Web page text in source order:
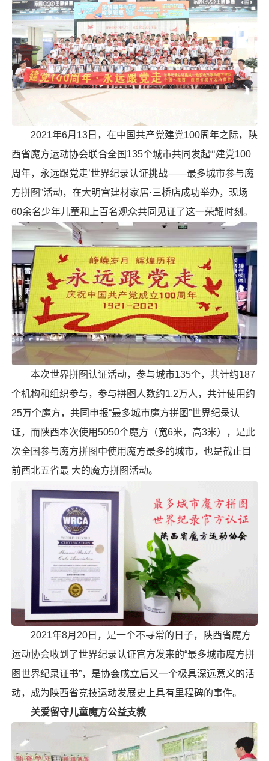
2021年6月13日，在中国共产党建党100周年之际，陕
西省魔方运动协会联合全国135个城市共同发起“‘建党100
周年，永远跟党走’世界纪录认证挑战——最多城市参与魔
方拼图”活动，在大明宫建材家居·三桥店成功举办，现场
60余名少年儿童和上百名观众共同见证了这一荣耀时刻。
本次世界拼图认证活动，参与城市135个，共计约187
个机构和组织参与，参与拼图人数约1.2万人，共计使用约
25万个魔方，共同申报“最多城市魔方拼图”世界纪录认
证，而陕西本次使用5050个魔方（宽6米，高3米），是此
次全国参与魔方拼图中使用魔方最多的城市，也是截止目
前西北五省最 大的魔方拼图活动。
2021年8月20日，是一个不寻常的日子，陕西省魔方
运动协会收到了世界纪录认证官方发来的“最多城市魔方拼
图世界纪录证书”，是协会成立后又一个极具深远意义的活
动，成为陕西省竞技运动发展史上具有里程碑的事件。
关爱留守儿童魔方公益支教